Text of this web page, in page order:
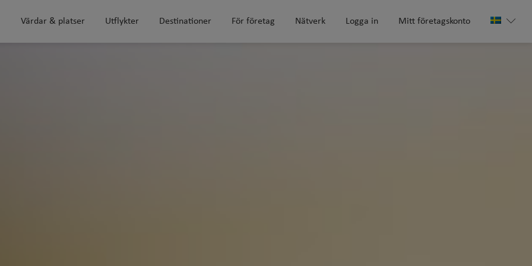
Värdar & platser Utflykter Destinationer För företag Nätverk Logga in Mitt företagskonto